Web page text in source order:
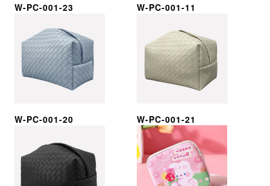
W-PC-001-23 W-PC-001-11
W-PC-001-20 W-PC-001-21